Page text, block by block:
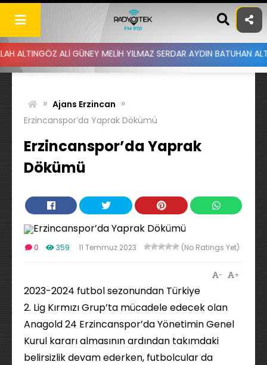
Skip
content
ALİ GÜNEY MELİH YILMAZ SERDAR AYDIN BATUHAN ALTINTAŞ
» Ajans Erzincan »
Erzincanspor’da Yaprak Dökümü
Erzincanspor’da Yaprak
Dökümü
0 359 11 Temmuz 2023 (No Ratings Yet)
+
-
2023-2024 futbol sezonundan Türkiye
2. Lig Kırmızı Grup’ta mücadele edecek olan
Anagold 24 Erzincanspor’da Yönetimin Genel
Kurul kararı almasının ardından takımdaki
belirsizlik devam ederken, futbolcular da